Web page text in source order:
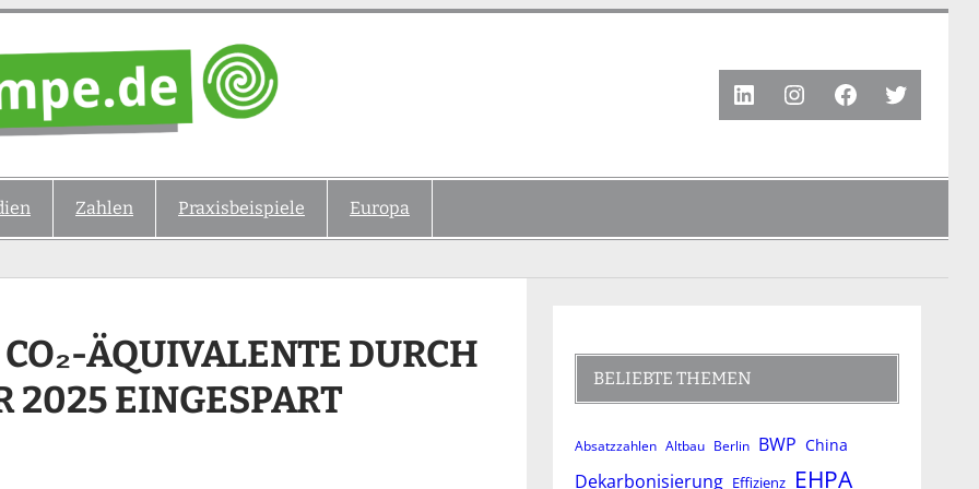
LinkedInInstagram
Facebook
Twitter
Zahlen Praxisbeispiele Europa
ÄQUIVALENTE DURCH
2025 EINGESPART
BELIEBTE THEMEN
Absatzzahlen Altbau Berlin BWP China
Dekarbonisierung Effizienz EHPA